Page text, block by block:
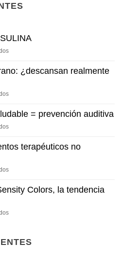
en
DE
¿descansan realmente
en
en
nuestros
= prevención auditiva
en
saludable
auditiva
terapéuticos no
en
tratamientos
invasivos.
Colors, la tendencia
en
Sensity